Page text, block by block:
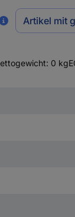
Artikel mit
0